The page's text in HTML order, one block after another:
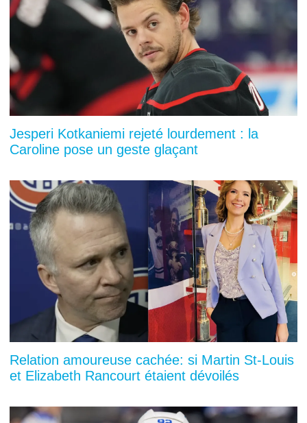
Jesperi Kotkaniemi rejeté lourdement : la
Caroline pose un geste glaçant
Relation amoureuse cachée: si Martin St-Louis
et Elizabeth Rancourt étaient dévoilés